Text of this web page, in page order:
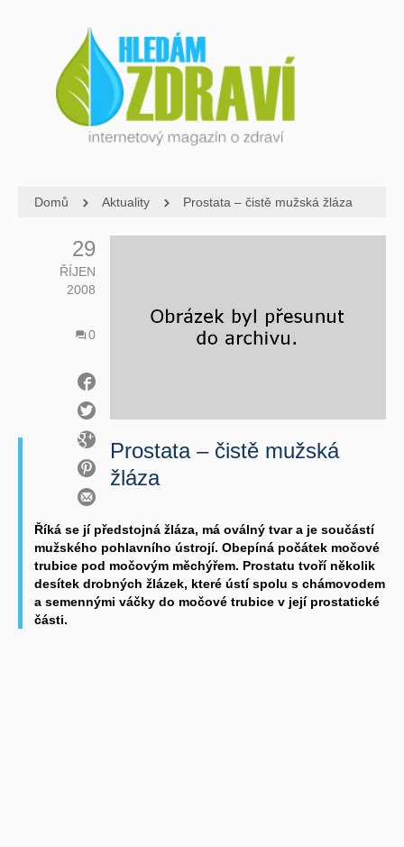
Domů Aktuality Prostata – čistě mužská žláza
29
ŘÍJEN
2008
0
Prostata – čistě mužská
žláza
Říká se jí předstojná žláza, má oválný tvar a je součástí
mužského pohlavního ústrojí. Obepíná počátek močové
trubice pod močovým měchýřem. Prostatu tvoří několik
desítek drobných žlázek, které ústí spolu s chámovodem
a semennými váčky do močové trubice v její prostatické
části.